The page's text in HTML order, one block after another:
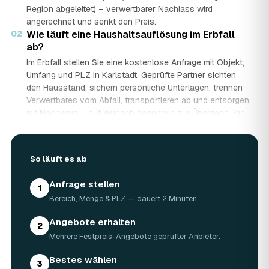
Region abgeleitet) – verwertbarer Nachlass wird
angerechnet und senkt den Preis.
02 Wie läuft eine Haushaltsauflösung im Erbfall
ab?
Im Erbfall stellen Sie eine kostenlose Anfrage mit Objekt,
Umfang und PLZ in Karlstadt. Geprüfte Partner sichten
den Hausstand, sichern persönliche Unterlagen, trennen
Verwertbares vom Abfall, transportieren ab und entsorgen
mit Nachweis – auf Wunsch besenrein zur Übergabe. Sie
Ruhe, gerade wenn mehrere Erben beteiligt sind.
angerechnet?
Ja. Antiquitäten, Möbel, Schmuck und ganze Sammlungen
aus dem Nachlass werden fachkundig begutachtet und
auf den Preis angerechnet. Bei wertvollem Hausstand
kann die Haushaltsauflösung in Karlstadt dadurch nahezu
kostenneutral werden – in Einzelfällen bis hin zu
Nullkosten.
Wie lange dauert eine Haushaltsauflösung in
So läuft es ab
1 Anfrage stellen
Bereich, Menge & PLZ — dauert 2 Minuten.
2 Angebote erhalten
Mehrere Festpreis-Angebote geprüfter Anbieter.
3 Bestes wählen